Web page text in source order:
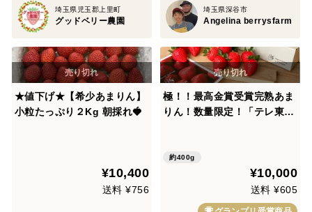
埼玉県児玉郡上里町
グッドベリー農園
埼玉県深谷市
Angelina berrysfarm
★値下げ★【希少あまりん】
小粒たっぷり２Kg 朝採れ🍓
¥10,400
送料 ¥756
極！！最高金賞受賞完熟あま
りん！数量限定！「テレ東」
約400g
¥10,000
送料 ¥605